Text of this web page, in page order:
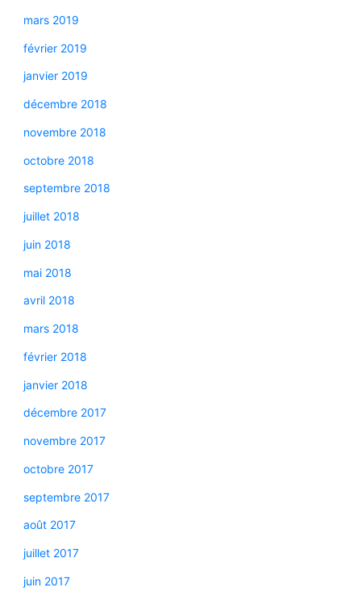
mars 2019
février 2019
janvier 2019
décembre 2018
novembre 2018
octobre 2018
septembre 2018
juillet 2018
juin 2018
mai 2018
avril 2018
mars 2018
février 2018
janvier 2018
décembre 2017
novembre 2017
octobre 2017
septembre 2017
août 2017
juillet 2017
juin 2017